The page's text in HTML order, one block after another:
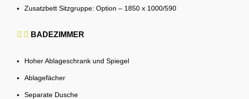
Zusatzbett Sitzgruppe: Option – 1850 x 1000/590
BADEZIMMER
Hoher Ablageschrank und Spiegel
Ablagefächer
Separate Dusche